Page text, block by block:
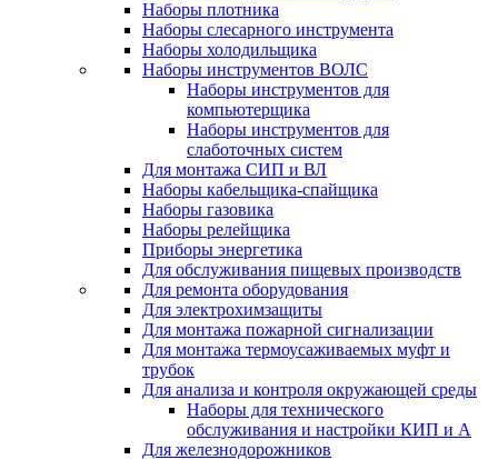
Наборы плотника
Наборы слесарного инструмента
Наборы холодильщика
Наборы инструментов ВОЛС
Наборы инструментов для
компьютерщика
Наборы инструментов для
слаботочных систем
Для монтажа СИП и ВЛ
Наборы кабельщика-спайщика
Наборы газовика
Наборы релейщика
Приборы энергетика
Для обслуживания пищевых производств
Для ремонта оборудования
Для электрохимзащиты
Для монтажа пожарной сигнализации
Для монтажа термоусаживаемых муфт и
трубок
Для анализа и контроля окружающей среды
Наборы для технического
обслуживания и настройки КИП и А
Для железнодорожников